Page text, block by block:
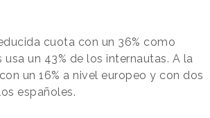
cuota con un 36% como
un 43% de los internautas. A la
con un 16% a nivel europeo y con dos
españoles.